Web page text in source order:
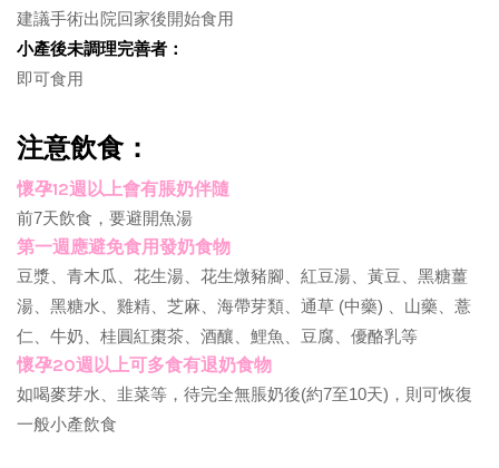
建議手術出院回家後開始食用
小產後未調理完善者：
即可食用
注意飲食：
懷孕12週以上會有脹奶伴隨
前7天飲食，要避開魚湯
第一週應避免食用發奶食物
豆漿、青木瓜、花生湯、花生燉豬腳、紅豆湯、黃豆、黑糖薑
湯、黑糖水、雞精、芝麻、海帶芽類、通草 (中藥) 、山藥、薏
仁、牛奶、桂圓紅棗茶、酒釀、鯉魚、豆腐、優酪乳等
懷孕20週以上可多食有退奶食物
如喝麥芽水、韭菜等，待完全無脹奶後(約7至10天)，則可恢復
一般小產飲食